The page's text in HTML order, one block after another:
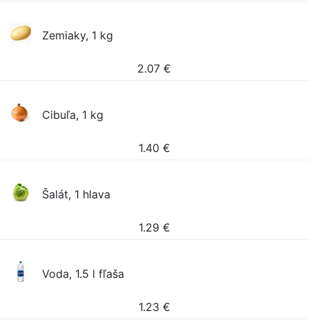
Zemiaky, 1 kg
2.07 €
Cibuľa, 1 kg
1.40 €
Šalát, 1 hlava
1.29 €
Voda, 1.5 l fľaša
1.23 €